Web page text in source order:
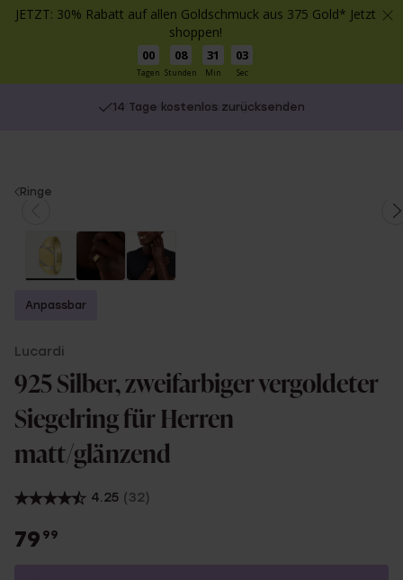
JETZT: 30% Rabatt auf allen Goldschmuck aus 375 Gold* Jetzt
shoppen!
00
Tagen
08
Stunden
31
Min
03
Sec
14 Tage kostenlos zurücksenden
You
here:
Ringe
Anpassbar
Lucardi
925 Silber, zweifarbiger vergoldeter
Siegelring für Herren
matt/glänzend
4.25 (32)
79 99